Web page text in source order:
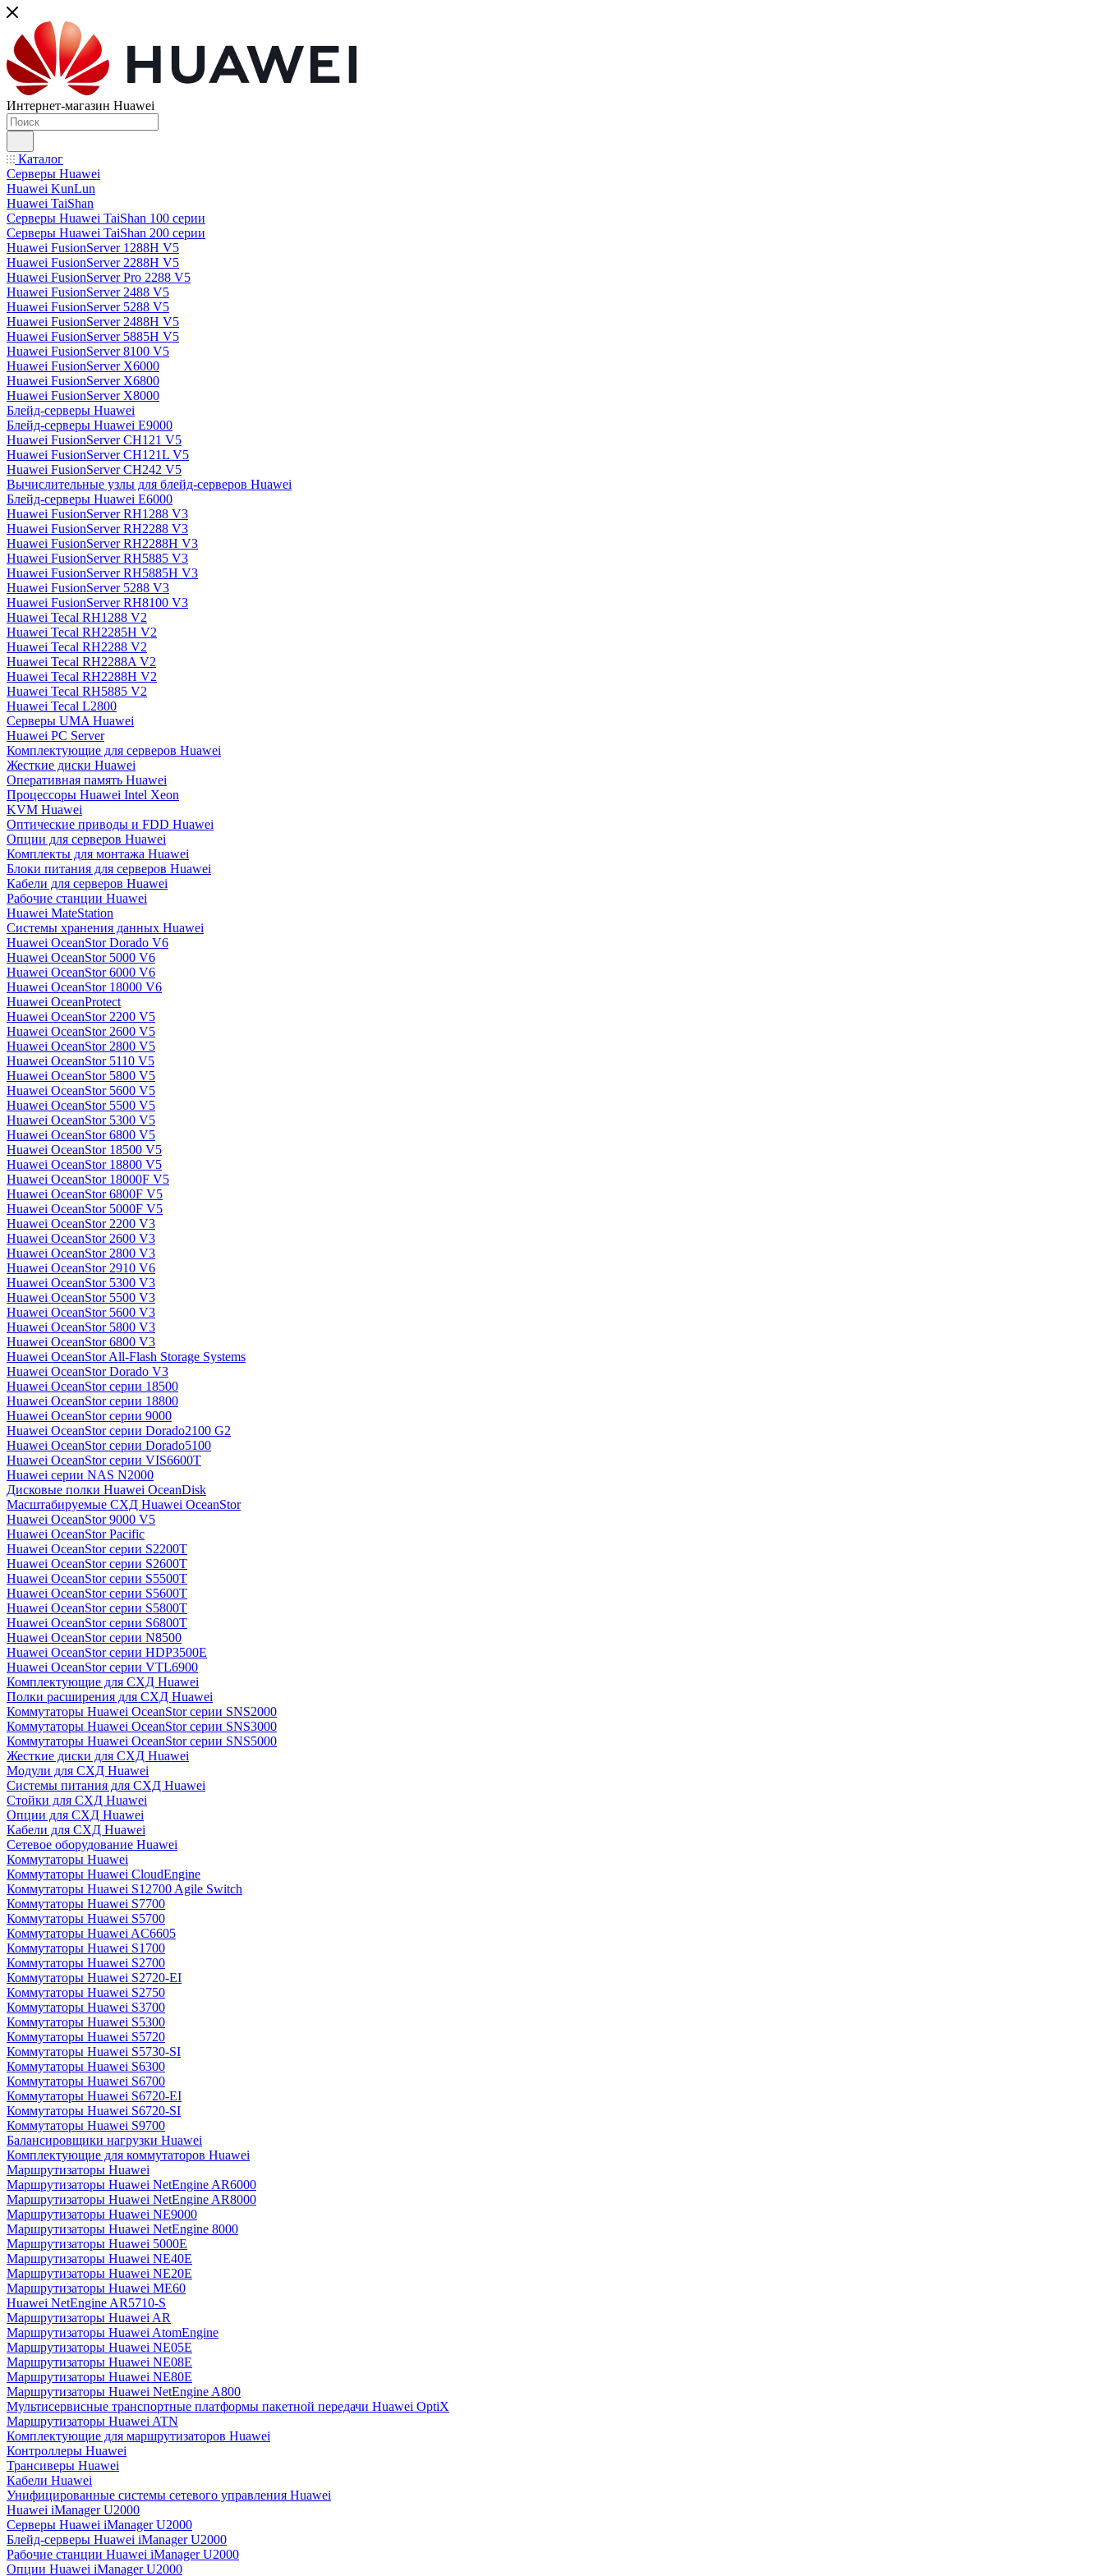
Интернет-магазин Huawei
Каталог
Серверы Huawei
Huawei KunLun
Huawei TaiShan
Серверы Huawei TaiShan 100 серии
Серверы Huawei TaiShan 200 серии
Huawei FusionServer 1288H V5
Huawei FusionServer 2288H V5
Huawei FusionServer Pro 2288 V5
Huawei FusionServer 2488 V5
Huawei FusionServer 5288 V5
Huawei FusionServer 2488H V5
Huawei FusionServer 5885H V5
Huawei FusionServer 8100 V5
Huawei FusionServer X6000
Huawei FusionServer X6800
Huawei FusionServer X8000
Блейд-серверы Huawei
Блейд-серверы Huawei E9000
Huawei FusionServer CH121 V5
Huawei FusionServer CH121L V5
Huawei FusionServer CH242 V5
Вычислительные узлы для блейд-серверов Huawei
Блейд-серверы Huawei E6000
Huawei FusionServer RH1288 V3
Huawei FusionServer RH2288 V3
Huawei FusionServer RH2288H V3
Huawei FusionServer RH5885 V3
Huawei FusionServer RH5885H V3
Huawei FusionServer 5288 V3
Huawei FusionServer RH8100 V3
Huawei Tecal RH1288 V2
Huawei Tecal RH2285H V2
Huawei Tecal RH2288 V2
Huawei Tecal RH2288A V2
Huawei Tecal RH2288H V2
Huawei Tecal RH5885 V2
Huawei Tecal L2800
Серверы UMA Huawei
Huawei PC Server
Комплектующие для серверов Huawei
Жесткие диски Huawei
Оперативная память Huawei
Процессоры Huawei Intel Xeon
KVM Huawei
Оптические приводы и FDD Huawei
Опции для серверов Huawei
Комплекты для монтажа Huawei
Блоки питания для серверов Huawei
Кабели для серверов Huawei
Рабочие станции Huawei
Huawei MateStation
Системы хранения данных Huawei
Huawei OceanStor Dorado V6
Huawei OceanStor 5000 V6
Huawei OceanStor 6000 V6
Huawei OceanStor 18000 V6
Huawei OceanProtect
Huawei OceanStor 2200 V5
Huawei OceanStor 2600 V5
Huawei OceanStor 2800 V5
Huawei OceanStor 5110 V5
Huawei OceanStor 5800 V5
Huawei OceanStor 5600 V5
Huawei OceanStor 5500 V5
Huawei OceanStor 5300 V5
Huawei OceanStor 6800 V5
Huawei OceanStor 18500 V5
Huawei OceanStor 18800 V5
Huawei OceanStor 18000F V5
Huawei OceanStor 6800F V5
Huawei OceanStor 5000F V5
Huawei OceanStor 2200 V3
Huawei OceanStor 2600 V3
Huawei OceanStor 2800 V3
Huawei OceanStor 2910 V6
Huawei OceanStor 5300 V3
Huawei OceanStor 5500 V3
Huawei OceanStor 5600 V3
Huawei OceanStor 5800 V3
Huawei OceanStor 6800 V3
Huawei OceanStor All-Flash Storage Systems
Huawei OceanStor Dorado V3
Huawei OceanStor серии 18500
Huawei OceanStor серии 18800
Huawei OceanStor серии 9000
Huawei OceanStor серии Dorado2100 G2
Huawei OceanStor серии Dorado5100
Huawei OceanStor серии VIS6600T
Huawei серии NAS N2000
Дисковые полки Huawei OceanDisk
Масштабируемые СХД Huawei OceanStor
Huawei OceanStor 9000 V5
Huawei OceanStor Pacific
Huawei OceanStor серии S2200T
Huawei OceanStor серии S2600T
Huawei OceanStor серии S5500T
Huawei OceanStor серии S5600T
Huawei OceanStor серии S5800T
Huawei OceanStor серии S6800T
Huawei OceanStor серии N8500
Huawei OceanStor серии HDP3500E
Huawei OceanStor серии VTL6900
Комплектующие для СХД Huawei
Полки расширения для СХД Huawei
Коммутаторы Huawei OceanStor серии SNS2000
Коммутаторы Huawei OceanStor серии SNS3000
Коммутаторы Huawei OceanStor серии SNS5000
Жесткие диски для СХД Huawei
Модули для СХД Huawei
Системы питания для СХД Huawei
Стойки для СХД Huawei
Опции для СХД Huawei
Кабели для СХД Huawei
Сетевое оборудование Huawei
Коммутаторы Huawei
Коммутаторы Huawei CloudEngine
Коммутаторы Huawei S12700 Agile Switch
Коммутаторы Huawei S7700
Коммутаторы Huawei S5700
Коммутаторы Huawei AC6605
Коммутаторы Huawei S1700
Коммутаторы Huawei S2700
Коммутаторы Huawei S2720-EI
Коммутаторы Huawei S2750
Коммутаторы Huawei S3700
Коммутаторы Huawei S5300
Коммутаторы Huawei S5720
Коммутаторы Huawei S5730-SI
Коммутаторы Huawei S6300
Коммутаторы Huawei S6700
Коммутаторы Huawei S6720-EI
Коммутаторы Huawei S6720-SI
Коммутаторы Huawei S9700
Балансировщики нагрузки Huawei
Комплектующие для коммутаторов Huawei
Маршрутизаторы Huawei
Маршрутизаторы Huawei NetEngine AR6000
Маршрутизаторы Huawei NetEngine AR8000
Маршрутизаторы Huawei NE9000
Маршрутизаторы Huawei NetEngine 8000
Маршрутизаторы Huawei 5000E
Маршрутизаторы Huawei NE40E
Маршрутизаторы Huawei NE20E
Маршрутизаторы Huawei ME60
Huawei NetEngine AR5710-S
Маршрутизаторы Huawei AR
Маршрутизаторы Huawei AtomEngine
Маршрутизаторы Huawei NE05E
Маршрутизаторы Huawei NE08E
Маршрутизаторы Huawei NE80E
Маршрутизаторы Huawei NetEngine A800
Мультисервисные транспортные платформы пакетной передачи Huawei OptiX
Маршрутизаторы Huawei ATN
Комплектующие для маршрутизаторов Huawei
Контроллеры Huawei
Трансиверы Huawei
Кабели Huawei
Унифицированные системы сетевого управления Huawei
Huawei iManager U2000
Серверы Huawei iManager U2000
Блейд-серверы Huawei iManager U2000
Рабочие станции Huawei iManager U2000
Опции Huawei iManager U2000